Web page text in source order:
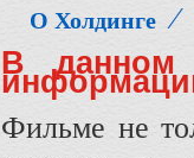
О Холдинге ⁄
В данном
Фильме не